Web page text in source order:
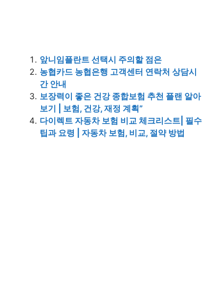
앞니임플란트 선택시 주의할 점은
농협카드 농협은행 고객센터 연락처 상담시
간 안내
보장력이 좋은 건강 종합보험 추천 플랜 알아
보기 | 보험, 건강, 재정 계획”
다이렉트 자동차 보험 비교 체크리스트| 필수
팁과 요령 | 자동차 보험, 비교, 절약 방법